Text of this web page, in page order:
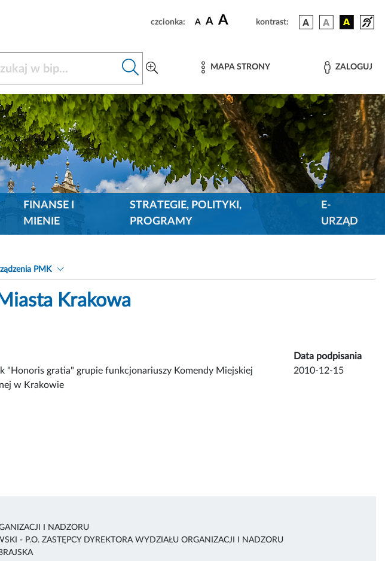
czcionka: A A A kontrast:
MAPA STRONY ZALOGUJ
FINANSE I
MIENIE
STRATEGIE, POLITYKI,
PROGRAMY
E-
URZĄD
PMK
Krakowa
Data podpisania
"Honoris gratia" grupie funkcjonariuszy Komendy Miejskiej
w Krakowie
2010-12-15
I NADZORU
- P.O. ZASTĘPCY DYREKTORA WYDZIAŁU ORGANIZACJI I NADZORU